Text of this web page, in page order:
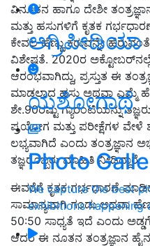
ಅಗ್ರಿಪೀಡಿಯಾ
ಯಶೋಗಾಥೆ
Photo
We capture the best
exhibitions happening
ವಿನೂತನ ಹಾಗೂ ದೇಶೀ
ಮತ್ತು ಹಸುಗಳಿಗೆ ಕೃತಕ
ಕೇವಲ ಹೆಣ್ಣು ಕರುವನ್ನೇ
ವಿಶೇಷತೆ. 2020ರ
ಆರಂಭವಾಗಿದ್ದು, ಪ್ರಸ್ತುತ ಈ
ಮಾಡಲಾದ ಹಸು ಅಥವಾ ಎಮ್ಮೆ
ಶೇ.90ರಷ್ಟು ಗ್ಯಾರಂಟಿಯನ್ನು
ಪ್ರಯೋಗ ಮತ್ತು ಪರೀಕ್ಷೆಗಳ ವೇಳೆ
ಲಭ್ಯವಾಗಿದೆ ಎಂದು ತಂತ್ರಜ್ಞಾನ
ತಜ್ಞರೊಬ್ಬರು ಮಾಹಿತಿ ನೀಡಿದ್ದಾರೆ.
ಈವರೆಗೆ ಕೃತಕ ಗರ್ಭಧಾರಣೆ
ಸಾಮಾನ್ಯವಾಗಿ ಗಂಡು ಅಥವಾ
50:50 ಸಾಧ್ಯತೆ ಇದೆ ಎಂದು
ಆದರೆ ಈ ನೂತನ ತಂತ್ರಜ್ಞಾನ